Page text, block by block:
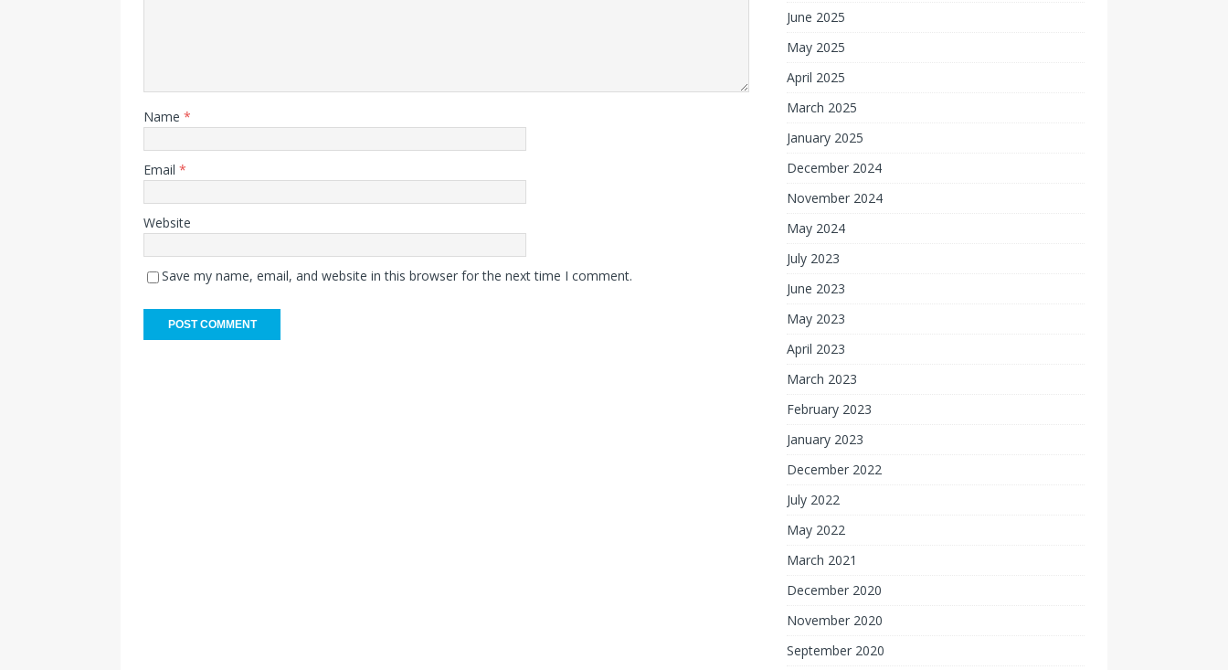
Name *
Email *
Website
Save my name, email, and website in this browser for the next time I comment.
June 2025
May 2025
April 2025
March 2025
January 2025
December 2024
November 2024
May 2024
July 2023
June 2023
May 2023
April 2023
March 2023
February 2023
January 2023
December 2022
July 2022
May 2022
March 2021
December 2020
November 2020
September 2020